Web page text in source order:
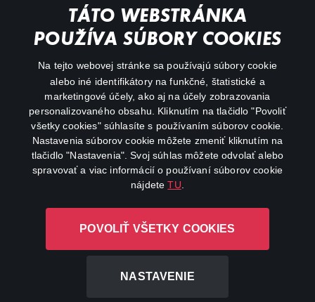
TÁTO WEBSTRÁNKA
POUŽÍVA SÚBORY COOKIES
Na tejto webovej stránke sa používajú súbory cookie
alebo iné identifikátory na funkčné, štatistické a
marketingové účely, ako aj na účely zobrazovania
personalizovaného obsahu. Kliknutím na tlačidlo "Povoliť
všetky cookies" súhlasíte s používaním súborov cookie.
Nastavenia súborov cookie môžete zmeniť kliknutím na
tlačidlo "Nastavenia". Svoj súhlas môžete odvolať alebo
spravovať a viac informácií o používaní súborov cookie
nájdeteTU
POVOLIŤ VŠETKY COOKIES
NASTAVENIE
My profile
Important links
Canal+ Luxembourg S. à r.l. so sídlom Rue Albert Borschette 4,